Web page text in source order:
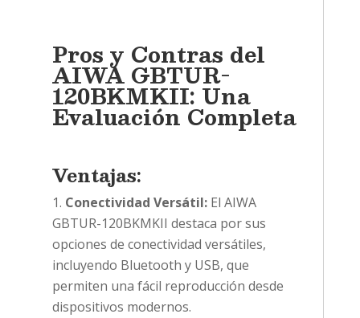
Pros y Contras del
AIWA GBTUR-
120BKMKII: Una
Evaluación Completa
Ventajas:
Conectividad Versátil:El AIWA
GBTUR-120BKMKII destaca por sus
opciones de conectividad versátiles,
incluyendo Bluetooth y USB, que
permiten una fácil reproducción desde
dispositivos modernos.